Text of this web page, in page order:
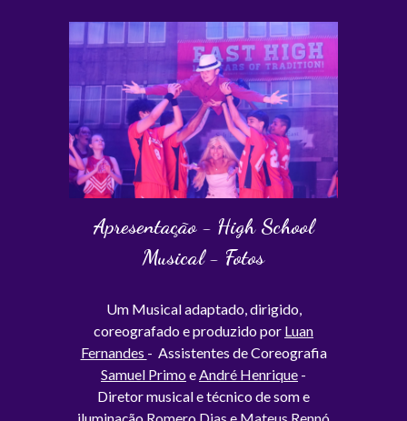
Apresentação - High School
Musical - Fotos
Um Musical adaptado, dirigido,
coreografado e produzido por Luan
Fernandes - Assistentes de Coreografia
Samuel PrimoeAndré Henrique -
Diretor musical e técnico de som e